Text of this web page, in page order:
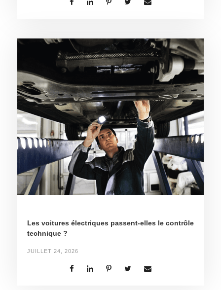
Les voitures électriques passent-elles le contrôle
technique ?
JUILLET 24, 2026